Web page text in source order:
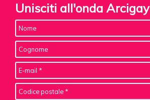
Unisciti all'onda Arcigay